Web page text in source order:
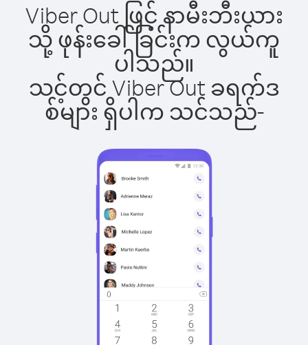
Viber Out ဖြင့် နာမီးဘီးယား
သို့ ဖုန်းခေါ်ခြင်းက လွယ်ကူ
ပါသည်။
သင့်တွင် Viber Out ခရက်ဒ
စ်များ ရှိပါက သင်သည်-